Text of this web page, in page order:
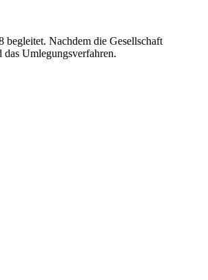
Nachdem die Gesellschaft
Umlegungs­verfahren.